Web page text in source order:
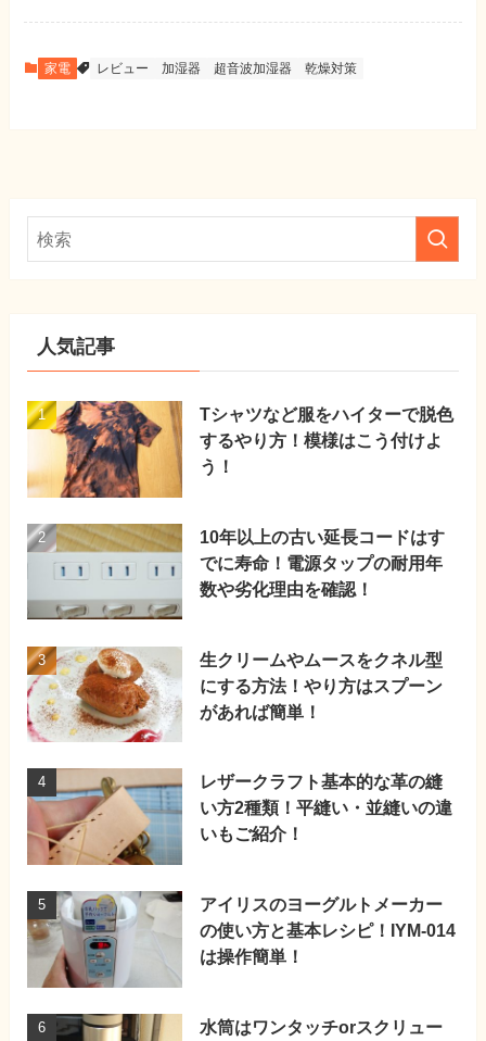
家電 レビュー 加湿器 超音波加湿器 乾燥対策
人気記事
Tシャツなど服をハイターで脱色
するやり方！模様はこう付けよ
う！
10年以上の古い延長コードはす
でに寿命！電源タップの耐用年
数や劣化理由を確認！
生クリームやムースをクネル型
にする方法！やり方はスプーン
があれば簡単！
レザークラフト基本的な革の縫
い方2種類！平縫い・並縫いの違
いもご紹介！
アイリスのヨーグルトメーカー
の使い方と基本レシピ！IYM-014
は操作簡単！
水筒はワンタッチorスクリュー